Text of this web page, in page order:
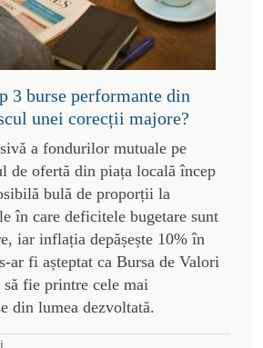
3 burse performante din
unei corecții majore?
a fondurilor mutuale pe
de ofertă din piața locală încep
bulă de proporții la
în care deficitele bugetare sunt
iar inflația depășește 10% în
ar fi așteptat ca Bursa de Valori
fie printre cele mai
din lumea dezvoltată.